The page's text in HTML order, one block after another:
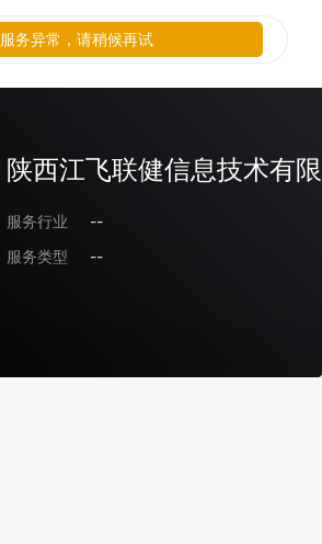
陕西江飞联健信息技术有
服务行业
--
服务类型
--
服务异常，请稍候再试